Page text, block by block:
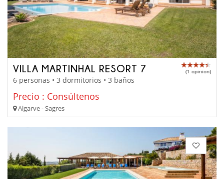
VILLA MARTINHAL RESORT 7 (1 opinion)
6 personas • 3 dormitorios • 3 baños
Precio : Consúltenos
Algarve - Sagres